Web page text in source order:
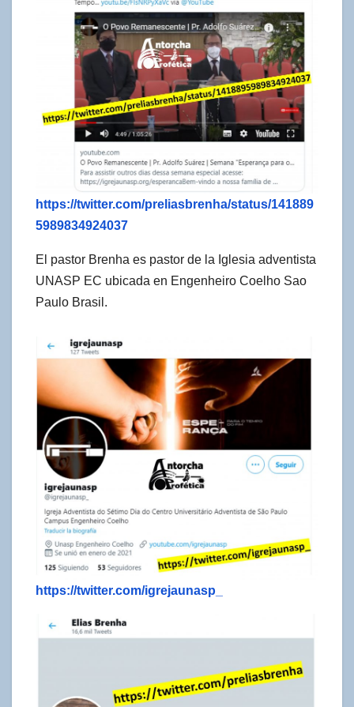
https://twitter.com/preliasbrenha/status/141889
5989834924037
El pastor Brenha es pastor de la Iglesia adventista
UNASP EC ubicada en Engenheiro Coelho Sao
Paulo Brasil.
https://twitter.com/igrejaunasp_